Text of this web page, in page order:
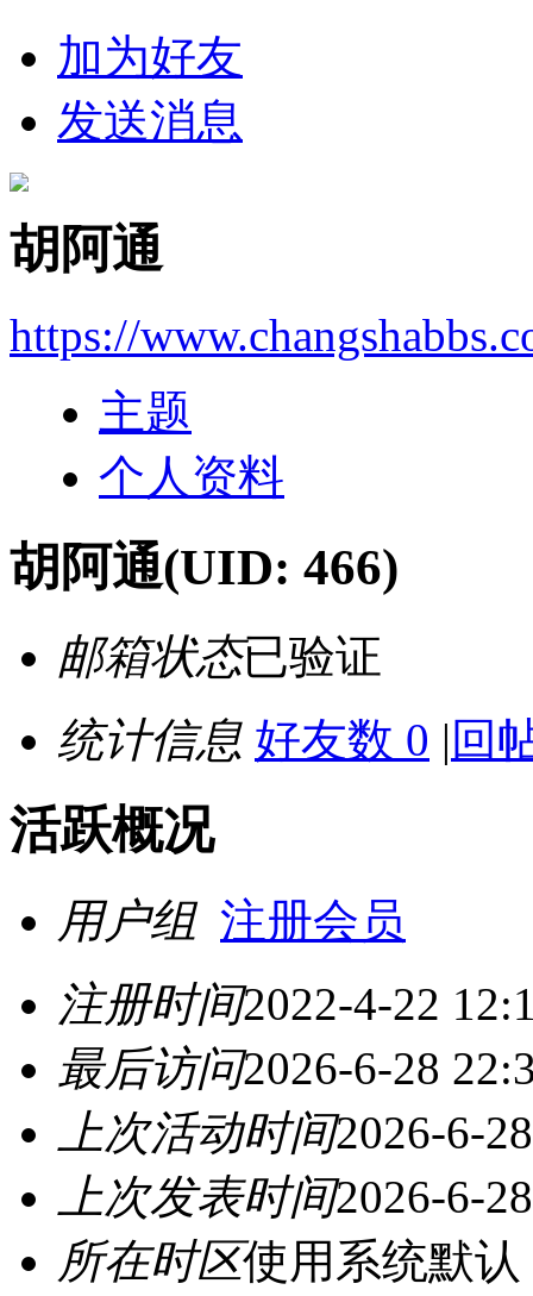
加为好友
发送消息
胡阿通
https://
主题
个人资料
胡阿通(UID: 466)
邮箱状态已验证
统计信息 好友数 0 | 回
活跃概况
用户组 注册会员
注册时间2022-4-22
最后访问2026-6-28
上次活动时间2026-6-
上次发表时间2026-6-
所在时区使用系统默认